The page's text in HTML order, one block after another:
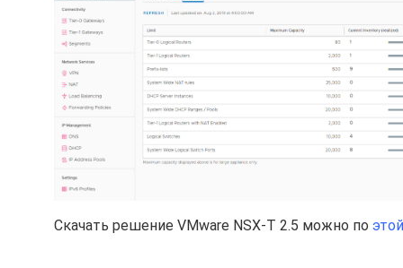
Скачать решение VMware NSX-T 2.5 можно по